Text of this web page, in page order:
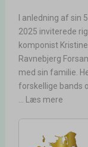
I anledning af
2025 inviterede
komponist
Ravnebjerg
med sin familie.
forskellige bands
... Læs mere